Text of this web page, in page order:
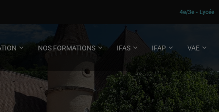
4e/3e - Lycée
NOS FORMATIONS IFAS IFAP VAE